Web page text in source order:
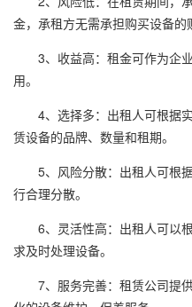
金，承租方无需承担购买设备的
3、收益高：租金可作为企业
用。
4、选择多：出租人可根据实
赁设备的品牌、数量和租期。
5、风险分散：出租人可根据
行合理分散。
6、灵活性高：出租人可以根
求及时处理设备。
7、服务完善：租赁公司提供